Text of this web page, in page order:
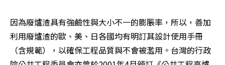
因為廢爐渣具有強鹼性與大小不一的膨脹率，所以，善加
利用廢爐渣的歐、美、日各國均有明訂其設計使用手冊
（含規範），以確保工程品質與不會被濫用。台灣的行政